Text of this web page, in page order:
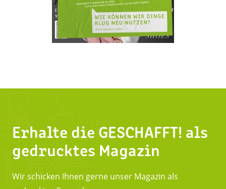
Erhalte die GESCHAFFT! als
gedrucktes Magazin
Wir schicken Ihnen gerne unser Magazin als